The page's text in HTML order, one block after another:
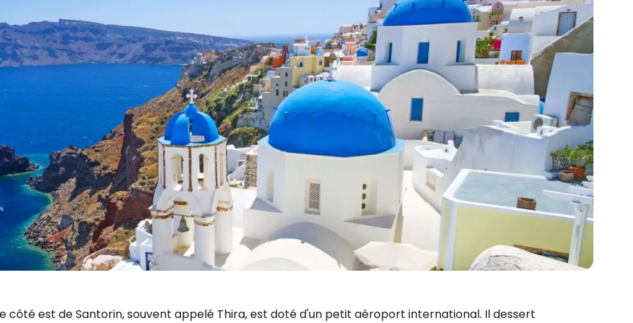
côté est de Santorin, souvent appelé Thira, est doté d'un petit aéroport international. Il dessert